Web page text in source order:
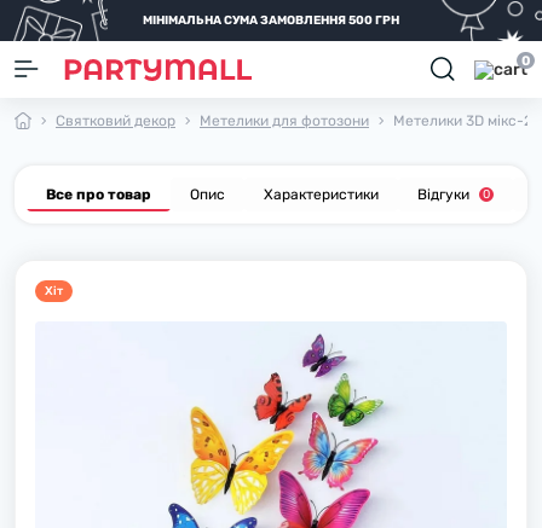
МІНІМАЛЬНА СУМА ЗАМОВЛЕННЯ 500 ГРН
0
Святковий декор Метелики для фотозони Метелики 3D мікс-2
Все про товар Опис Характеристики Відгуки 0
Хiт